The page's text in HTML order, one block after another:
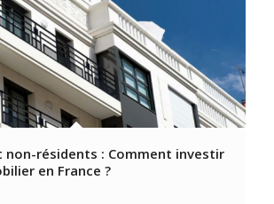
non-résidents : Comment investir
en France ?